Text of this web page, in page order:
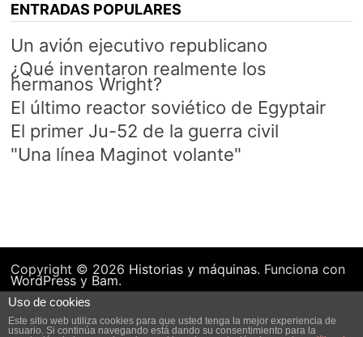
ENTRADAS POPULARES
Un avión ejecutivo republicano
¿Qué inventaron realmente los
hermanos Wright?
El último reactor soviético de Egyptair
El primer Ju-52 de la guerra civil
"Una línea Maginot volante"
Copyright © 2026 Historias y máquinas. Funciona con
WordPressy Bam.
Uso de cookies
Este sitio web utiliza cookies para que usted tenga la mejor experiencia de
usuario. Si continúa navegando está dando su consentimiento para la